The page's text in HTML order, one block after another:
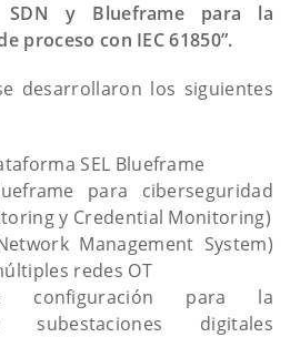
y Blueframe para la
proceso con IEC 61850”.
desarrollaron los siguientes
SEL Blueframe
para ciberseguridad
y Credential Monitoring)
Management System)
redes OT
configuración para la
subestaciones digitales